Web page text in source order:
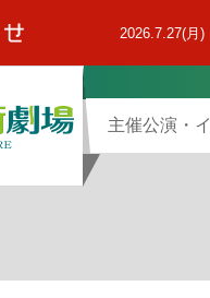
2026.7.27(月)
主催公演・